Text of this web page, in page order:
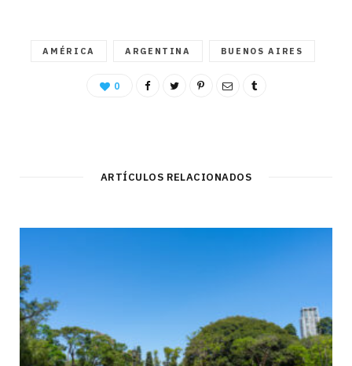
AMÉRICA ARGENTINA BUENOS AIRES
0
ARTÍCULOS RELACIONADOS